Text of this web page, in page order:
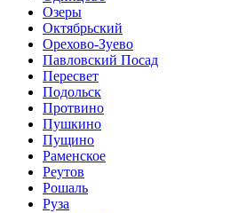
Озеры
Октябрьский
Орехово-Зуево
Павловский Посад
Пересвет
Подольск
Протвино
Пушкино
Пущино
Раменское
Реутов
Рошаль
Руза